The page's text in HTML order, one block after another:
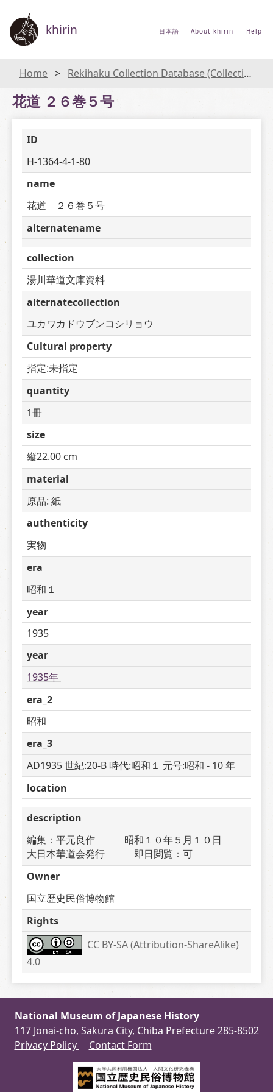
khirin 日本語 About khirin Help
Home Rekihaku Collection Database (Collections Database of the National Museum of Japanese History)
花道 ２６巻５号
ID
H-1364-4-1-80
name
花道　２６巻５号
alternatename
collection
湯川華道文庫資料
alternatecollection
ユカワカドウブンコシリョウ
Cultural property
指定:未指定
quantity
1冊
size
縦22.00 cm
material
原品: 紙
authenticity
実物
era
昭和１
year
1935
year
1935年
era_2
昭和
era_3
AD1935 世紀:20-B 時代:昭和１ 元号:昭和 - 10 年
location
description
編集：平元良作　　　昭和１０年５月１０日
大日本華道会発行　　　即日閲覧：可
Owner
国立歴史民俗博物館
Rights
CC BY-SA (Attribution-ShareAlike)
4.0
National Museum of Japanese History
117 Jonai-cho, Sakura City, Chiba Prefecture 285-8502
Privacy Policy
Contact Form